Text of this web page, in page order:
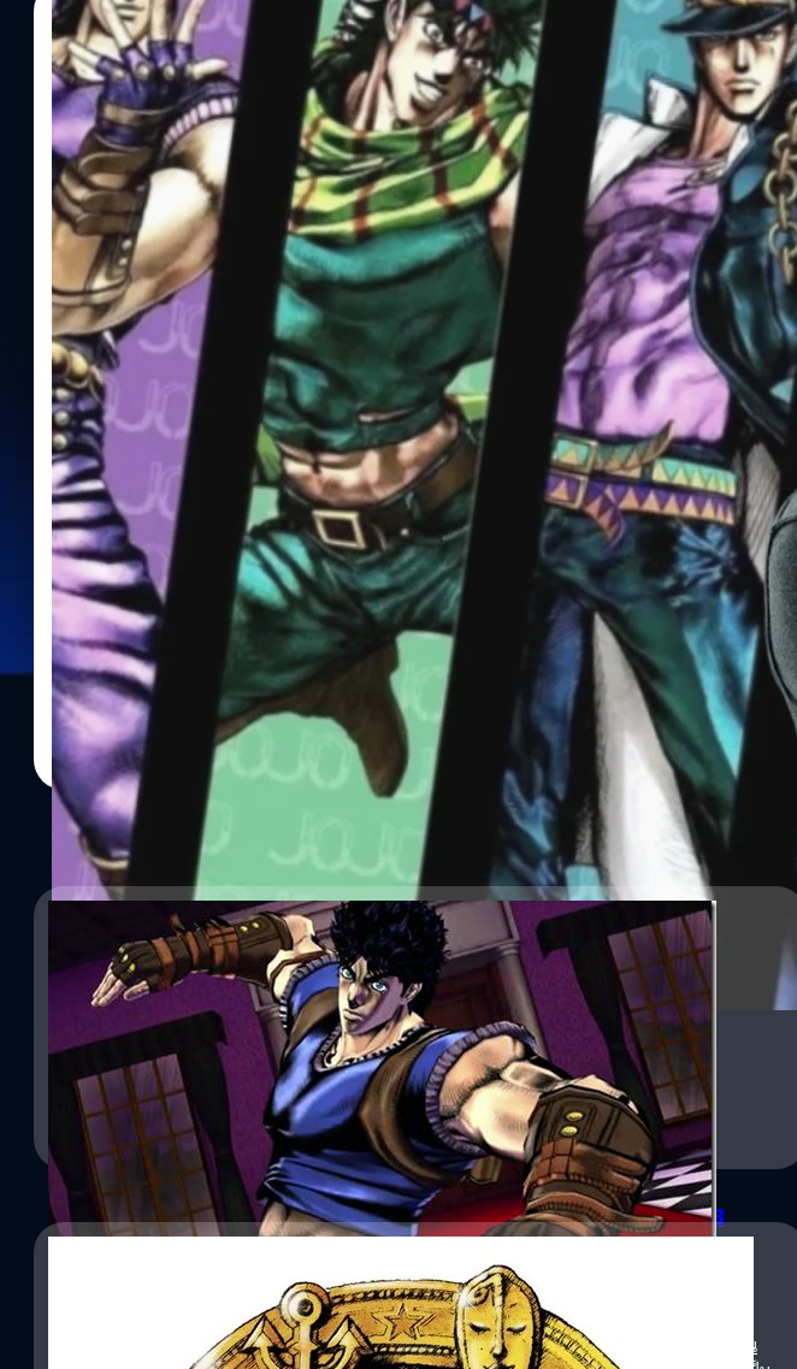
02/02/2023
พีรพล สดทรัพย์| 1281 days ago
Read More
เหตุใดอาจารย์ Hirohiko Araki ต้องการรีเซตจักรวาล ‘JoJo’s Bizarre
Adventure’ ?
JoJo's Bizarre Adventure หรือที่แฟน ๆ คุ้นเคยกันในชื่อไทยอย่าง ‘โจโจ้ ล่าข้ามศตวรรษ’ เป็นที่รู้จักกัน ใน
ฐานะการ์ตูนแอ็กชันแฟนตาซีที่มีสไตล์งานศิลป์สุดจัดจ้าน และการออกแบบความสามารถตัวละครที่
สร้างสรรค์ ซึ่งคนอ่านก็มักจะเพลิดเพลินไปกับการเดินต่อสู้ชิงไหวพริบกัน พร้อมกันนั้นในแต่ละภาคก็ยัง
เป็นการเดินทาง ที่นำเรื่องราวของประวัติศาสตร์โลกมาผสมไปด้วย JoJo จึงเหมือนเป็นผลงานชิ้นโบว์แดงที่ผู้
แต่งอย่างฮิโรฮิโกะ อารากิ (Hirohiko Araki) ภาคภูมิใจ
17/11/2015
เปิดตัว โจนาธาน โจสตาร์ ในเกมโจโจ้ ล่าข้ามศตวรรษ บน PS4 และ PS3
มาดูคลิปเปิดตัวละครใหม่ในเกม JoJo’s Bizarre Adventure: Eyes of Heaven ภาคใหม่บน PS4 PS3
| 3916 days ago
JoJo ภาคใหม่คว้าคะแนนเต็ม 40 จาก Famitsu
ข่าวมาจากอินเนอร์ของ อ.ศุภเดชล้วนๆ ครับ เนื่องจาก Famitsu เป็นนิตยสารเกมอันดับ 1 ของญี่ปุ่น ใน